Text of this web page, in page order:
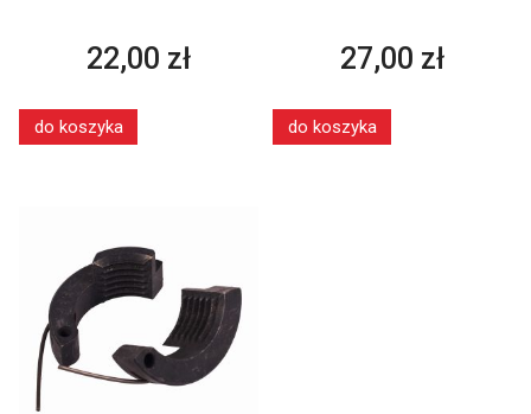
22,00 zł
do koszyka
27,00 zł
do koszyka